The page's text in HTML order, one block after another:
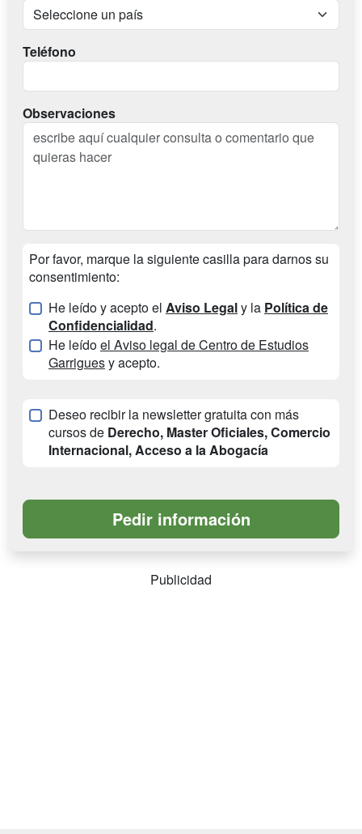
Teléfono
Observaciones
Por favor, marque la siguiente casilla para darnos su
consentimiento:
He leído y acepto el Aviso Legaly la Política de
Confidencialidad.
He leídoel Aviso legal de Centro de Estudios
Garriguesy acepto.
Deseo recibir la newsletter gratuita con más
cursos de Derecho, Master Oficiales, Comercio
Internacional, Acceso a la Abogacía
Publicidad